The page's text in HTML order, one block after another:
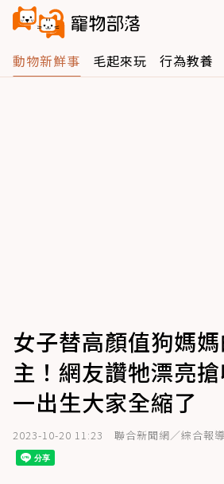
動物新鮮事 毛起來玩 行為教養
女子替高顏值狗媽
主！網友讚牠漂亮
一出生大家全縮了
2023-10-20 11:23 聯合新聞網／綜合報導